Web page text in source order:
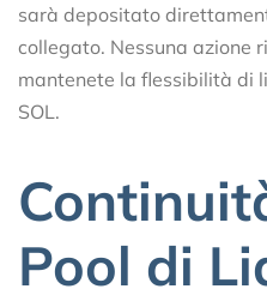
sarà depositato
collegato. Nessuna azione
mantenete la flessibilità di
SOL.
Pool di